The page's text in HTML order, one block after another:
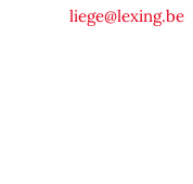
liege@lexing.be